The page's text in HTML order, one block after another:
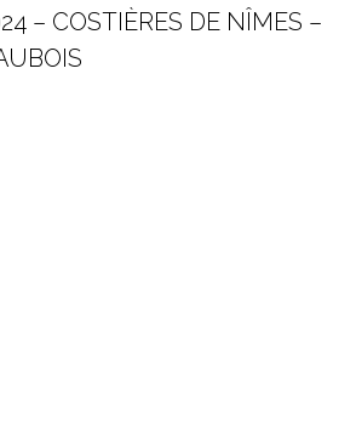
– COSTIÈRES DE NÎMES –